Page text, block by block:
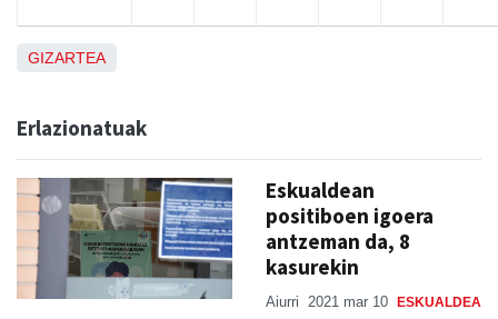
GIZARTEA
Erlazionatuak
Eskualdean
positiboen igoera
antzeman da, 8
kasurekin
Aiurri 2021 mar 10 ESKUALDEA